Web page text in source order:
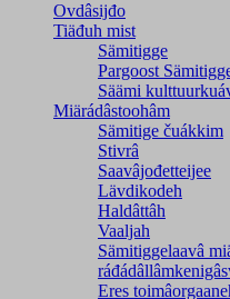
Ovdâsijđo
Tiäđuh mist
Sämitigge
Pargoost
Säämi
Miärádâstoohâm
Sämitige čuákkim
Stivrâ
Saavâjođetteijee
Lävdikodeh
Haldâttâh
Vaaljah
Sämitiggelaavâ
Eres